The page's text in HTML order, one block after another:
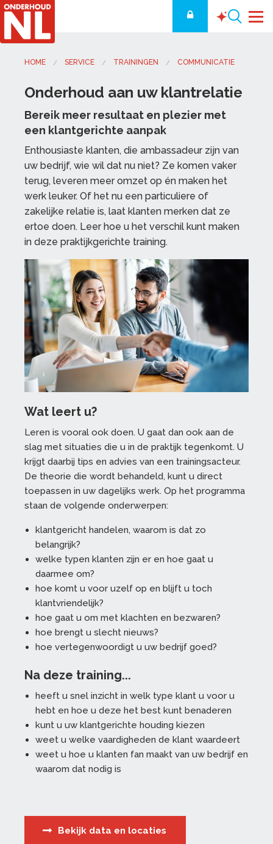
HOME SERVICE TRAININGEN COMMUNICATIE
Onderhoud aan uw klantrelatie
Bereik meer resultaat en plezier met
een klantgerichte aanpak
Enthousiaste klanten, die ambassadeur zijn van
uw bedrijf, wie wil dat nu niet? Ze komen vaker
terug, leveren meer omzet op én maken het
werk leuker. Of het nu een particuliere of
zakelijke relatie is, laat klanten merken dat ze
ertoe doen. Leer hoe u het verschil kunt maken
in deze praktijkgerichte training.
Wat leert u?
Leren is vooral ook doen. U gaat dan ook aan de
slag met situaties die u in de praktijk tegenkomt. U
krijgt daarbij tips en advies van een trainingsacteur.
De theorie die wordt behandeld, kunt u direct
toepassen in uw dagelijks werk. Op het programma
staan de volgende onderwerpen:
klantgericht handelen, waarom is dat zo
belangrijk?
welke typen klanten zijn er en hoe gaat u
daarmee om?
hoe komt u voor uzelf op en blijft u toch
klantvriendelijk?
hoe gaat u om met klachten en bezwaren?
hoe brengt u slecht nieuws?
hoe vertegenwoordigt u uw bedrijf goed?
Na deze training...
heeft u snel inzicht in welk type klant u voor u
hebt en hoe u deze het best kunt benaderen
kunt u uw klantgerichte houding kiezen
weet u welke vaardigheden de klant waardeert
weet u hoe u klanten fan maakt van uw bedrijf en
waarom dat nodig is
Bekijk data en locaties